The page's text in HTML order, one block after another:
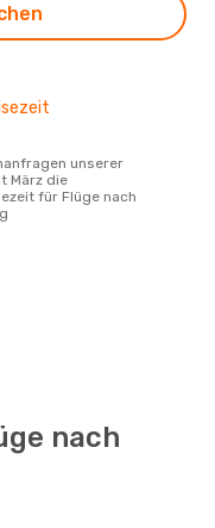
März die
für Flüge nach
nach